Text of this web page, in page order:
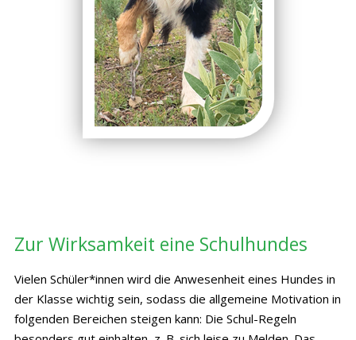
Zur Wirksamkeit eine Schulhundes
Vielen Schüler*innen wird die Anwesenheit eines Hundes in
der Klasse wichtig sein, sodass die allgemeine Motivation in
folgenden Bereichen steigen kann: Die Schul-Regeln